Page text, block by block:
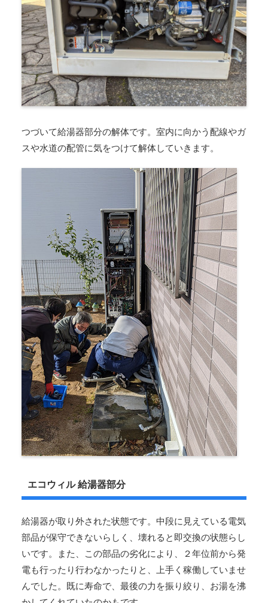
つづいて給湯器部分の解体です。室内に向かう配線やガ
スや水道の配管に気をつけて解体していきます。
エコウィル 給湯器部分
給湯器が取り外された状態です。中段に見えている電気
部品が保守できないらしく、壊れると即交換の状態らし
いです。また、この部品の劣化により、２年位前から発
電も行ったり行わなかったりと、上手く稼働していませ
んでした。既に寿命で、最後の力を振り絞り、お湯を沸